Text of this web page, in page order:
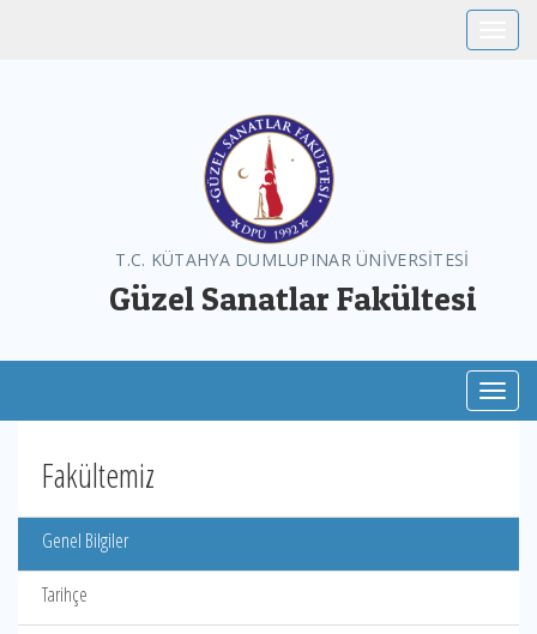
T.C. KÜTAHYA DUMLUPINAR ÜNİVERSİTESİ
Güzel Sanatlar Fakültesi
Fakültemiz
Genel Bilgiler
Tarihçe